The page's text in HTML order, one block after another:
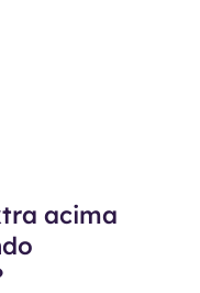
acima